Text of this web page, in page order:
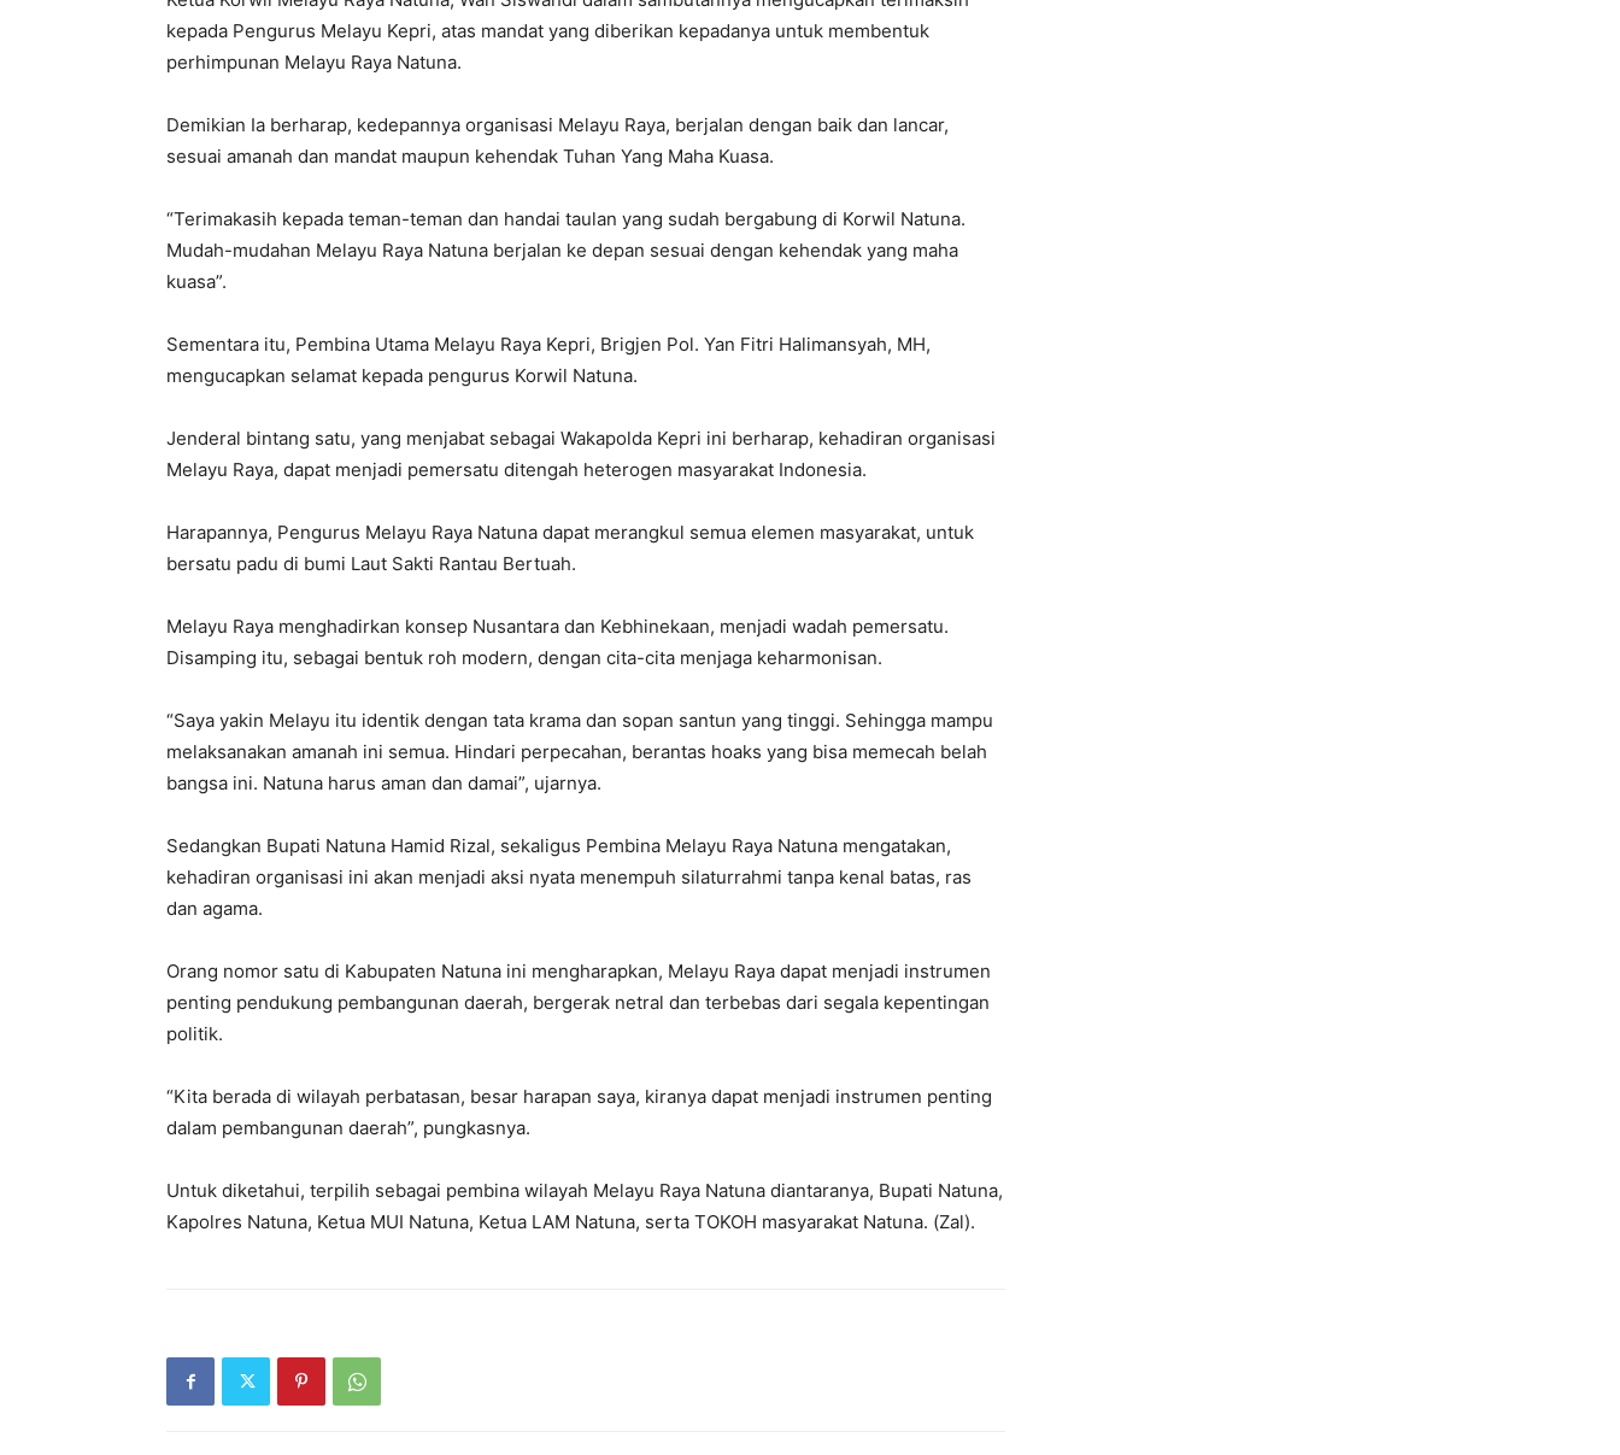
kepada Pengurus Melayu Kepri, atas mandat yang diberikan kepadanya untuk membentuk
perhimpunan Melayu Raya Natuna.
Demikian Ia berharap, kedepannya organisasi Melayu Raya, berjalan dengan baik dan lancar,
sesuai amanah dan mandat maupun kehendak Tuhan Yang Maha Kuasa.
“Terimakasih kepada teman-teman dan handai taulan yang sudah bergabung di Korwil Natuna.
Mudah-mudahan Melayu Raya Natuna berjalan ke depan sesuai dengan kehendak yang maha
kuasa”.
Sementara itu, Pembina Utama Melayu Raya Kepri, Brigjen Pol. Yan Fitri Halimansyah, MH,
mengucapkan selamat kepada pengurus Korwil Natuna.
Jenderal bintang satu, yang menjabat sebagai Wakapolda Kepri ini berharap, kehadiran organisasi
Melayu Raya, dapat menjadi pemersatu ditengah heterogen masyarakat Indonesia.
Harapannya, Pengurus Melayu Raya Natuna dapat merangkul semua elemen masyarakat, untuk
bersatu padu di bumi Laut Sakti Rantau Bertuah.
Melayu Raya menghadirkan konsep Nusantara dan Kebhinekaan, menjadi wadah pemersatu.
Disamping itu, sebagai bentuk roh modern, dengan cita-cita menjaga keharmonisan.
“Saya yakin Melayu itu identik dengan tata krama dan sopan santun yang tinggi. Sehingga mampu
melaksanakan amanah ini semua. Hindari perpecahan, berantas hoaks yang bisa memecah belah
bangsa ini. Natuna harus aman dan damai”, ujarnya.
Sedangkan Bupati Natuna Hamid Rizal, sekaligus Pembina Melayu Raya Natuna mengatakan,
kehadiran organisasi ini akan menjadi aksi nyata menempuh silaturrahmi tanpa kenal batas, ras
dan agama.
Orang nomor satu di Kabupaten Natuna ini mengharapkan, Melayu Raya dapat menjadi instrumen
penting pendukung pembangunan daerah, bergerak netral dan terbebas dari segala kepentingan
politik.
“Kita berada di wilayah perbatasan, besar harapan saya, kiranya dapat menjadi instrumen penting
dalam pembangunan daerah”, pungkasnya.
Untuk diketahui, terpilih sebagai pembina wilayah Melayu Raya Natuna diantaranya, Bupati Natuna,
Kapolres Natuna, Ketua MUI Natuna, Ketua LAM Natuna, serta TOKOH masyarakat Natuna. (Zal).